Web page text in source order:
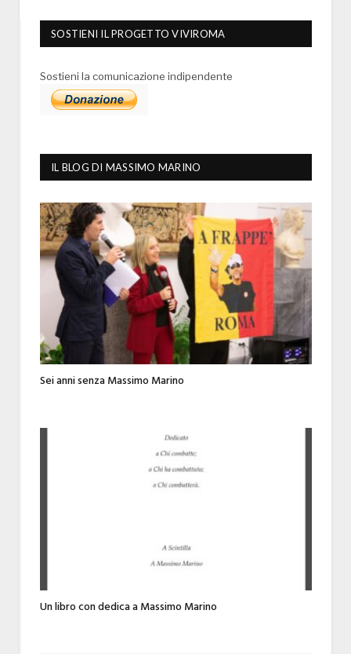
SOSTIENI IL PROGETTO VIVIROMA
Sostieni la comunicazione indipendente
IL BLOG DI MASSIMO MARINO
Sei anni senza Massimo Marino
Un libro con dedica a Massimo Marino